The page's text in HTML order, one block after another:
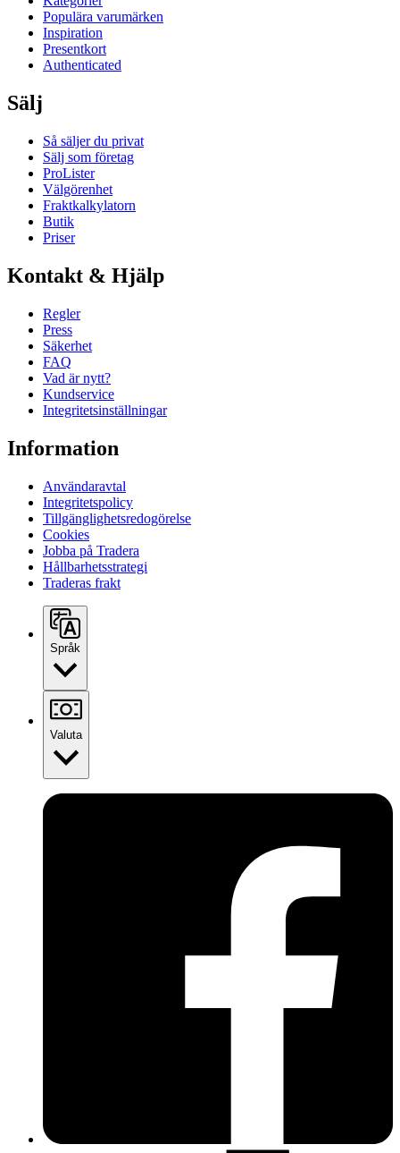
Populära varumärken
Inspiration
Presentkort
Authenticated
Sälj
Så säljer du privat
Sälj som företag
ProLister
Välgörenhet
Fraktkalkylatorn
Butik
Priser
Kontakt & Hjälp
Regler
Press
Säkerhet
FAQ
Vad är nytt?
Kundservice
Integritetsinställningar
Information
Användaravtal
Integritetspolicy
Tillgänglighetsredogörelse
Cookies
Jobba på Tradera
Hållbarhetsstrategi
Traderas frakt
Språk
Valuta